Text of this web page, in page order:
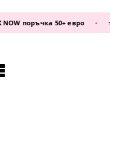
поръчка 50+ евро